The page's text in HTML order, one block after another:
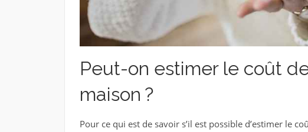
Peut-on estimer le coût
maison ?
Pour ce qui est de savoir s’il est possible d’estimer le